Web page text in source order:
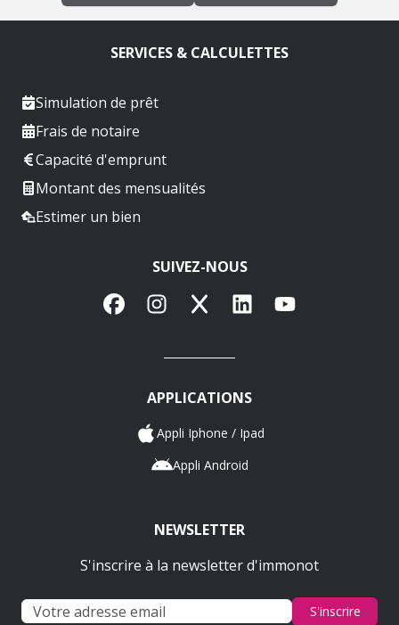
SERVICES & CALCULETTES
Simulation de prêt
Frais de notaire
Capacité d'emprunt
Montant des mensualités
Estimer un bien
SUIVEZ-NOUS
FacebookInstagram
X LinkedInYouTube
APPLICATIONS
Appli Iphone / Ipad
Appli Android
NEWSLETTER
S'inscrire à la newsletter d'immonot
S'inscrire